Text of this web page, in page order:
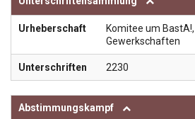
Urheberschaft
Komitee um
Gewerkschaften
Unterschriften 2230
Abstimmungskampf